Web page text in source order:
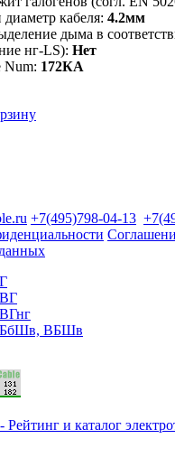
кабеля: 4.2мм
дыма в
нг-LS): Нет
Num: 172КА
+7(495)798-04-13
ВБШв